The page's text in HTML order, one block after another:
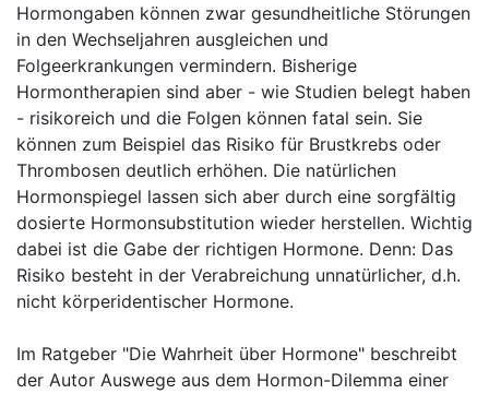
Hormongaben können zwar gesundheitliche Störungen
in den Wechseljahren ausgleichen und
Folgeerkrankungen vermindern. Bisherige
Hormontherapien sind aber - wie Studien belegt haben
- risikoreich und die Folgen können fatal sein. Sie
können zum Beispiel das Risiko für Brustkrebs oder
Thrombosen deutlich erhöhen. Die natürlichen
Hormonspiegel lassen sich aber durch eine sorgfältig
dosierte Hormonsubstitution wieder herstellen. Wichtig
dabei ist die Gabe der richtigen Hormone. Denn: Das
Risiko besteht in der Verabreichung unnatürlicher, d.h.
nicht körperidentischer Hormone.
Im Ratgeber "Die Wahrheit über Hormone" beschreibt
der Autor Auswege aus dem Hormon-Dilemma einer